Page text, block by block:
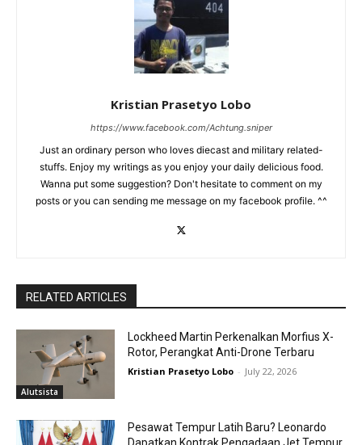
Kristian Prasetyo Lobo
https://www.facebook.com/Achtung.sniper
Just an ordinary person who loves diecast and military related-
stuffs. Enjoy my writings as you enjoy your daily delicious food.
Wanna put some suggestion? Don't hesitate to comment on my
posts or you can sending me message on my facebook profile. ^^
RELATED ARTICLES
Alutsista
Lockheed Martin Perkenalkan Morfius X-
Rotor, Perangkat Anti-Drone Terbaru
Kristian Prasetyo Lobo - July 22, 2026
Pesawat Tempur Latih Baru? Leonardo
Dapatkan Kontrak Pengadaan Jet Tempur